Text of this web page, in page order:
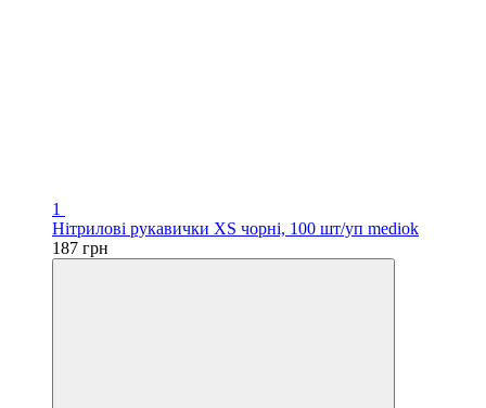
1
Нітрилові рукавички XS чорні, 100 шт/уп mediok
187 грн